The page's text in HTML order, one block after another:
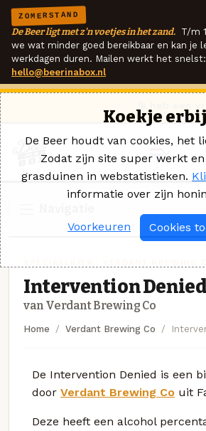
ZOMERSTAND
De Beer ligt met z'n voetjes in het zand. T/m
we wat minder goed bereikbaar en kan je
werkdagen duren. Mailen werkt het snelst:
hello@beerinabox.nl
Intervention Denied
van Verdant Brewing Co
Home Verdant Brewing Co
De Intervention Denied is een
door Verdant Brewing Co uit
Deze heeft een alcohol
Koekje
De Beer houdt van cookies, het
Zodat zijn site super werkt
grasduinen in webstatistieken.
informatie over zijn
Voorkeuren Cookies